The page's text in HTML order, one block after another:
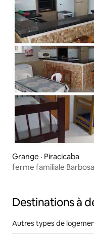
Grange · Piracicaba
ferme familiale Barbosa
Destinations à
Autres types de